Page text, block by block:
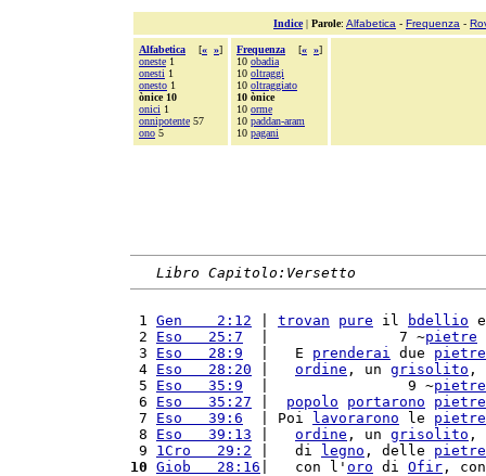
Indice| Parole: Alfabetica - Frequenza -
Alfabetica [« »]
oneste 1
onesti 1
onesto 1
ònice 10
onici 1
onnipotente 57
ono 5
Frequenza [« »]
10 obadia
10 oltraggi
10 oltraggiato
10 ònice
10 orme
10 paddan-aram
10 pagani
Libro Capitolo:Versetto
1 Gen    2:12 trovan pure il bdellio
2 Eso   25:7
  |               7 ~
pietre
3 Eso   28:9
  |   E
prenderai due pietre
4 Eso   28:20 ordine , un grisolito ,
5 Eso   35:9
  |                9 ~
pietre
6 Eso   35:27 popolo portarono
pietre
7 Eso   39:6
  | Poi
lavorarono le pietre
8 Eso   39:13 ordine , un grisolito ,
9 1Cro   29:2 |   di legno , delle pietre
10 Giob   28:16 |   con l' oro di Ofir ,